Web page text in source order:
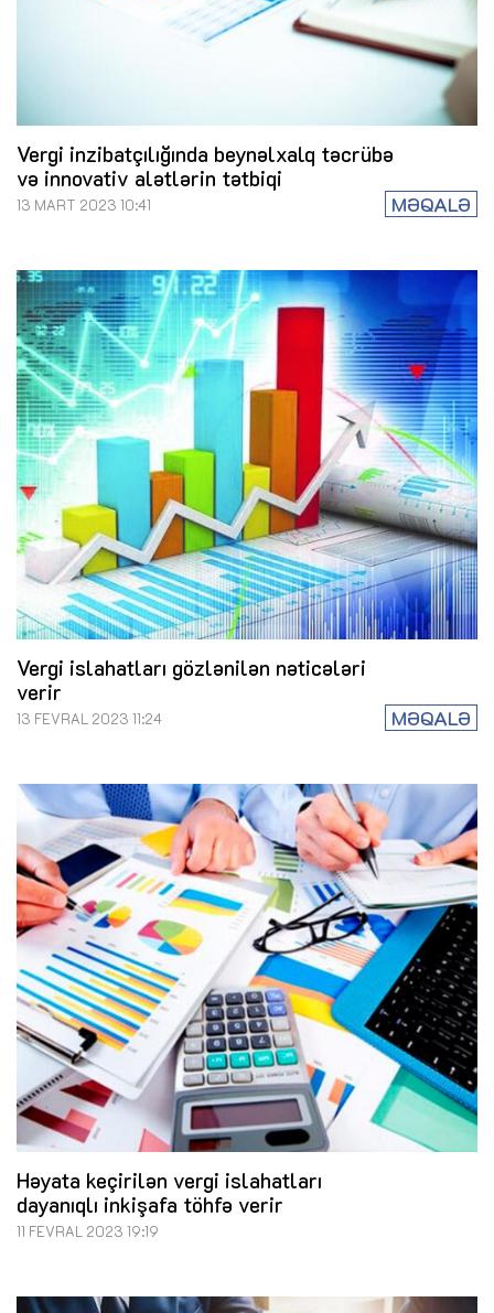
Vergi inzibatçılığında beynəlxalq təcrübə
və innovativ alətlərin tətbiqi
MƏQALƏ
13 MART 2023 10:41
Vergi islahatları gözlənilən nəticələri
verir
MƏQALƏ
13 FEVRAL 2023 11:24
Həyata keçirilən vergi islahatları
dayanıqlı inkişafa töhfə verir
11 FEVRAL 2023 19:19